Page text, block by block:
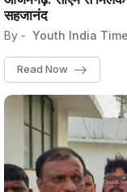
सहजानंद
By - Youth India
Read Now